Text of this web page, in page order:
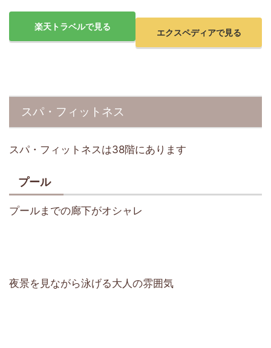
楽天トラベルで見る
エクスペディアで見る
スパ・フィットネス
スパ・フィットネスは38階にあります
プール
プールまでの廊下がオシャレ
夜景を見ながら泳げる大人の雰囲気